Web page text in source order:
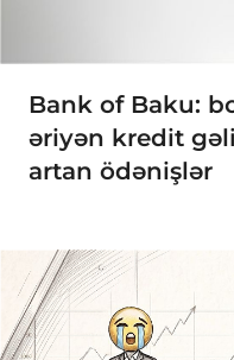
Bank of Baku:
əriyən kredit
artan ödənişlər